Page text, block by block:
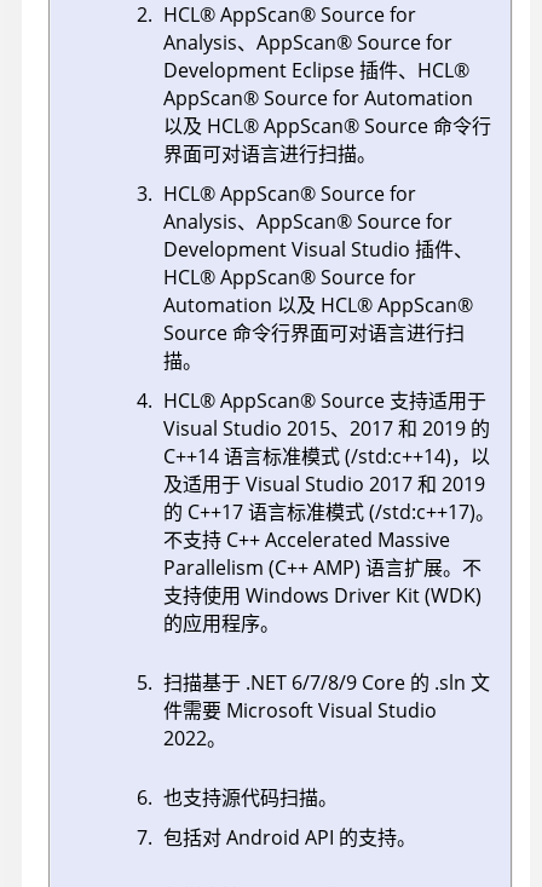
HCL® AppScan® Source for
Analysis、AppScan® Source for
Development Eclipse 插件、HCL®
AppScan® Source for Automation
以及 HCL® AppScan® Source 命令行
界面可对语言进行扫描。
HCL® AppScan® Source for
Analysis、AppScan® Source for
Development Visual Studio 插件、
HCL® AppScan® Source for
Automation 以及 HCL® AppScan®
Source 命令行界面可对语言进行扫
描。
HCL® AppScan® Source 支持适用于
Visual Studio 2015、2017 和 2019 的
C++14 语言标准模式 (/std:c++14)，以
及适用于 Visual Studio 2017 和 2019
的 C++17 语言标准模式 (/std:c++17)。
不支持 C++ Accelerated Massive
Parallelism (C++ AMP) 语言扩展。不
支持使用 Windows Driver Kit (WDK)
的应用程序。
扫描基于 .NET 6/7/8/9 Core 的 .sln 文
件需要 Microsoft Visual Studio
2022。
也支持源代码扫描。
包括对 Android API 的支持。